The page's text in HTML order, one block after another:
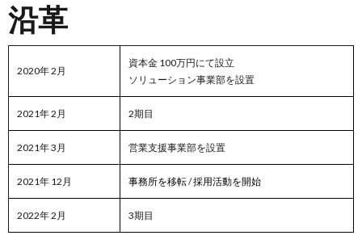
沿革
2020年 2月
資本金 100万円にて設立
ソリューション事業部を設置
2021年 2月 2期目
2021年 3月 営業支援事業部を設置
2021年 12月 事務所を移転/採用活動を開始
2022年 2月 3期目